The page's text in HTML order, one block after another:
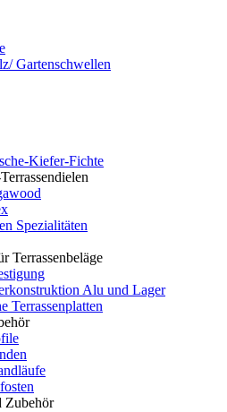
Gartenschwellen
Kiefer-Fichte
Spezialitäten
Terrassenbeläge
Alu und Lager
Terrassenplatten
Zubehör